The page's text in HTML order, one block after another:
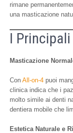
rimane
una masticazione
I Principali
Masticazione
Con All-on-4 puoi
clinica indica che i
molto simile ai denti
dentiera mobile che
Estetica Naturale e